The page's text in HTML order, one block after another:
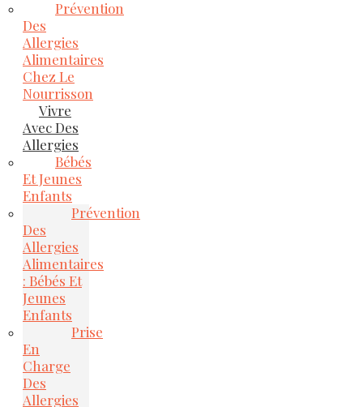
Prévention
Des
Allergies
Alimentaires
Chez Le
Nourrisson
Vivre
Avec Des
Allergies
Bébés
Et Jeunes
Enfants
Prévention
Des
Allergies
Alimentaires
: Bébés Et
Jeunes
Enfants
Prise
En
Charge
Des
Allergies